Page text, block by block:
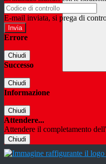
E-mail inviata, si prega di
Errore
Chiudi
Successo
Chiudi
Informazione
Chiudi
Attendere...
Attendere il completamento
Chiudi